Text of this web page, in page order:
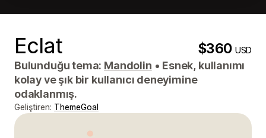
Eclat $360USD
Bulunduğu tema: Mandolin • Esnek, kullanımı
kolay ve şık bir kullanıcı deneyimine
odaklanmış.
Geliştiren: ThemeGoal